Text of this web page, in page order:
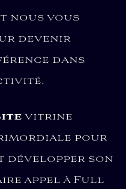
nous vous
devenir
dans
vitrine
pour
développer son
appel à Full